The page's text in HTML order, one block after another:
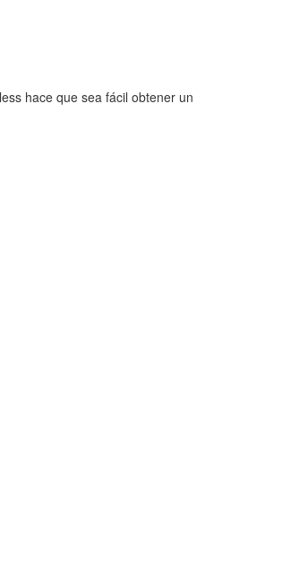
hace que sea fácil obtener un